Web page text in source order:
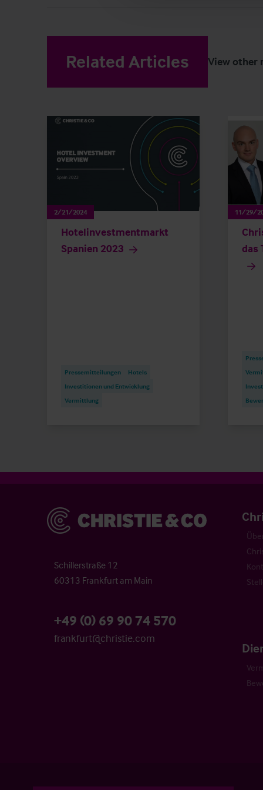
Related Articles View other
2/21/2024
Hotelinvestmentmarkt
Spanien 2023
Pressemitteilungen
Hotels
Investitionen und Entwicklung
Vermittlung
11/29/
das
Christie & Co
Schillerstraße 12
60313 Frankfurt am Main
+49 (0) 69 90 74 570
frankfurt@christie.com